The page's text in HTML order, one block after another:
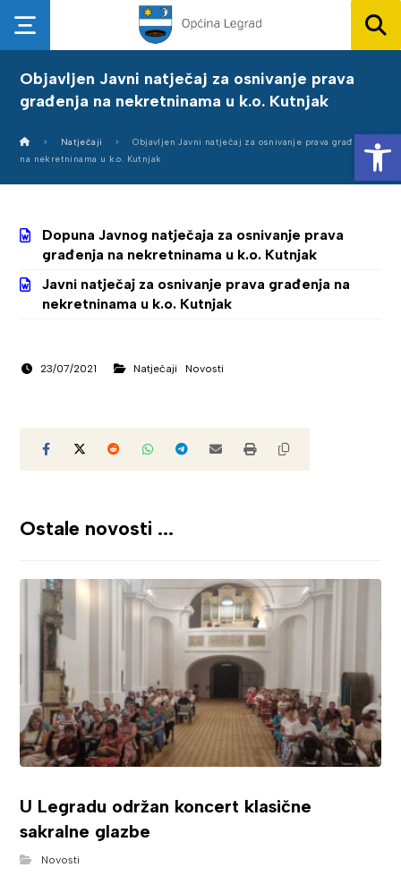
Objavljen Javni natječaj za osnivanje prava
građenja na nekretninama u k.o. Kutnjak
Natječaji
Objavljen Javni natječaj za osnivanje prava građenja
na nekretninama u k.o. Kutnjak
Dopuna Javnog natječaja za osnivanje prava
građenja na nekretninama u k.o. Kutnjak
Javni natječaj za osnivanje prava građenja na
nekretninama u k.o. Kutnjak
23/07/2021 Natječaji Novosti
Ostale novosti ...
U Legradu održan koncert klasične
sakralne glazbe
Novosti